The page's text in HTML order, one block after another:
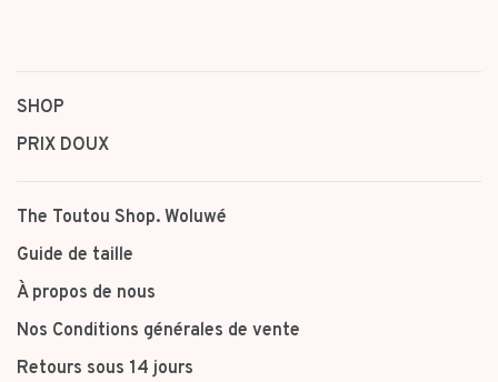
SHOP
PRIX DOUX
The Toutou Shop. Woluwé
Guide de taille
À propos de nous
Nos Conditions générales de vente
Retours sous 14 jours